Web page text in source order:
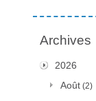
Archives
2026
Août (2)